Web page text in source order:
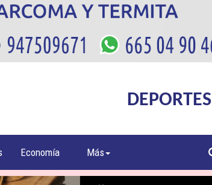
DEPORTES
Economía Más